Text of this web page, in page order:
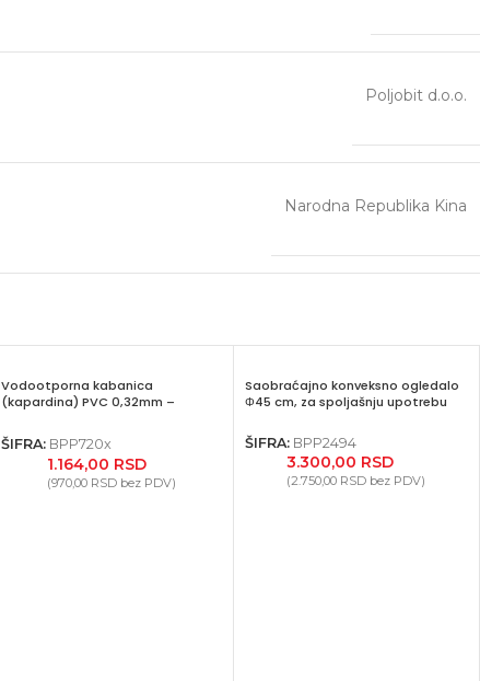
Poljobit d.o.o.
Narodna Republika Kina
Vodootporna kabanica
(kapardina) PVC 0,32mm –
ŠIFRA: BPP720x
1.164,00 RSD
(970,00 RSDbez PDV)
Saobraćajno konveksno ogledalo
Φ45 cm, za spoljašnju upotrebu
ŠIFRA: BPP2494
3.300,00 RSD
(2.750,00 RSD bez PDV)